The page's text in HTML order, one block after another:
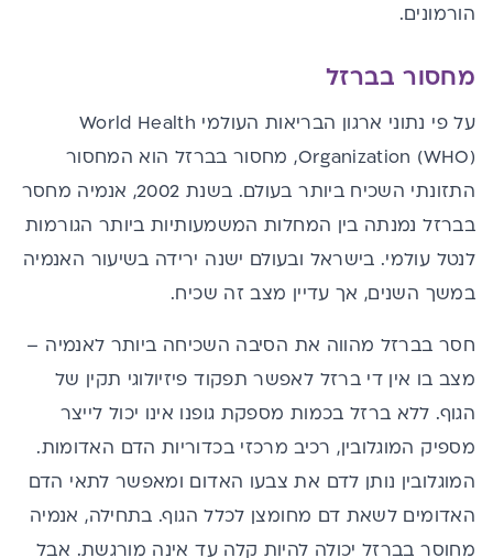
הורמונים.
מחסור בברזל
על פי נתוני ארגון הבריאות העולמי World Health
Organization (WHO), מחסור בברזל הוא המחסור
התזונתי השכיח ביותר בעולם. בשנת 2002, אנמיה מחסר
בברזל נמנתה בין המחלות המשמעותיות ביותר הגורמות
לנטל עולמי. בישראל ובעולם ישנה ירידה בשיעור האנמיה
במשך השנים, אך עדיין מצב זה שכיח.
חסר בברזל מהווה את הסיבה השכיחה ביותר לאנמיה –
מצב בו אין די ברזל לאפשר תפקוד פיזיולוגי תקין של
הגוף. ללא ברזל בכמות מספקת גופנו אינו יכול לייצר
מספיק המוגלובין,רכיב מרכזי בכדוריות הדם האדומות.
המוגלובין נותן לדם את צבעו האדום ומאפשר לתאי הדם
האדומים לשאת דם מחומצן לכלל הגוף. בתחילה, אנמיה
מחוסר בברזל יכולה להיות קלה עד אינה מורגשת. אבל